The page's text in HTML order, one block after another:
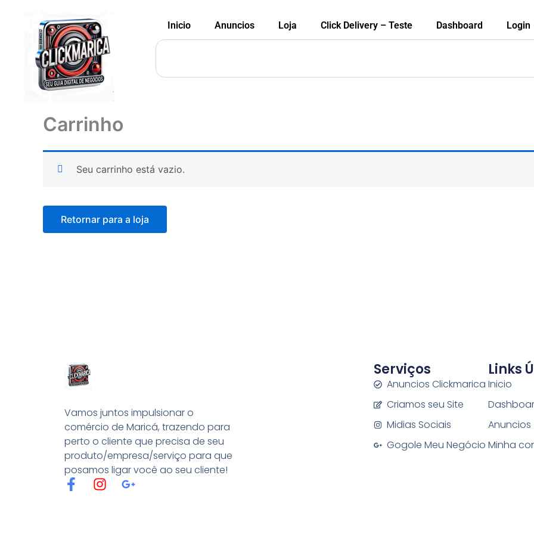
conteúdo
Inicio Anuncios Loja Click Delivery – Teste Dashboard Login
Pesquisar
Carrinho
Seu carrinho está vazio.
Retornar para a loja
Vamos juntos impulsionar o
comércio de Maricá, trazendo para
perto o cliente que precisa de seu
produto/empresa/serviço para que
posamos ligar você ao seu cliente!
F
I
G
Serviços
Anuncios Clickmarica
Criamos seu Site
Midias Sociais
Gogole Meu Negócio
Links
Inicio
Anuncios
Minha